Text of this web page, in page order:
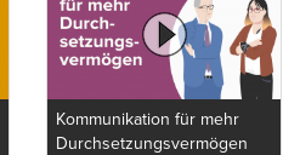
Kommunikation für mehr
Durchsetzungsvermögen